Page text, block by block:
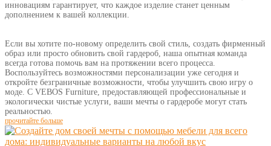
инновациям гарантирует, что каждое изделие станет ценным
дополнением к вашей коллекции.
Если вы хотите по-новому определить свой стиль, создать фирменный
образ или просто обновить свой гардероб, наша опытная команда
всегда готова помочь вам на протяжении всего процесса.
Воспользуйтесь возможностями персонализации уже сегодня и
откройте безграничные возможности, чтобы улучшить свою игру о
моде. С VEBOS Furniture, предоставляющей профессиональные и
экологически чистые услуги, ваши мечты о гардеробе могут стать
реальностью.
прочитайте больше